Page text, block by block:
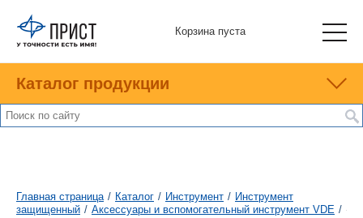
Корзина пуста
Каталог продукции
Главная страница / Каталог / Инструмент / Инструмент
защищенный / Аксессуары и вспомогательный инструмент VDE /